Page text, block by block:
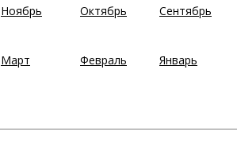
Ноябрь Октябрь Сентябрь
Март Февраль Январь